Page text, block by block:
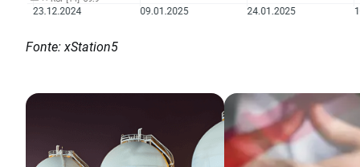
Fonte: xStation5